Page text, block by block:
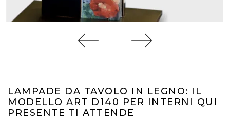
LAMPADE DA TAVOLO IN LEGNO: IL
MODELLO ART D140 PER INTERNI QUI
PRESENTE TI ATTENDE